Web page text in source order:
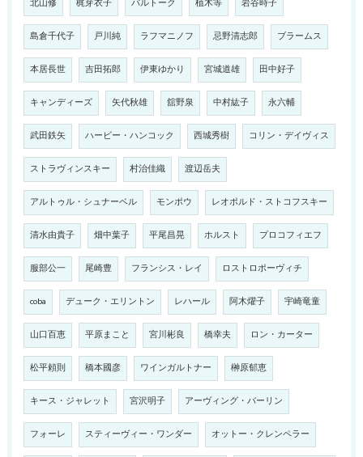
北山修 梶芽衣子 バルトーク 植木等 岩谷時子
島倉千代子 戸川純 ラフマニノフ 忌野清志郎 ブラームス
本居長世 吉田拓郎 伊東ゆかり 宮城道雄 田中好子
キャンディーズ 矢代秋雄 舘野泉 中村紘子 永六輔
武田鉄矢 ハービー・ハンコック 西城秀樹 コリン・デイヴィス
ストラヴィンスキー 村治佳織 渡辺岳夫
アルトゥル・シュナーベル モンポウ レオポルド・ストコフスキー
清水由貴子 畑中葉子 平尾昌晃 ホルスト プロコフィエフ
服部公一 尾崎豊 フランシス・レイ ロストロポーヴィチ
coba デューク・エリントン レハール 阿木燿子 宇崎竜童
山口百恵 平原まこと 宮川彬良 橋幸夫 ロン・カーター
松平頼則 橋本國彦 ワインガルトナー 榊原郁恵
キース・ジャレット 宮沢明子 アーヴィング・バーリン
フォーレ スティーヴィー・ワンダー オットー・クレンペラー